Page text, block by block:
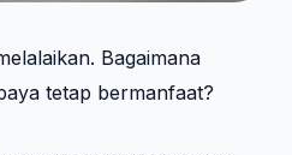
Bagaimana
tetap bermanfaat?